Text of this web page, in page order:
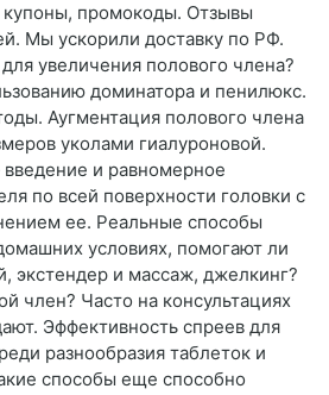
промокоды. Отзывы
Мы ускорили доставку по РФ.
увеличения полового члена?
доминатора и пенилюкс.
Аугментация полового члена
уколами гиалуроновой.
и равномерное
по всей поверхности головки с
ее. Реальные способы
условиях, помогают ли
экстендер и массаж, джелкинг?
член? Часто на консультациях
Эффективность спреев для
разнообразия таблеток и
способы еще способно